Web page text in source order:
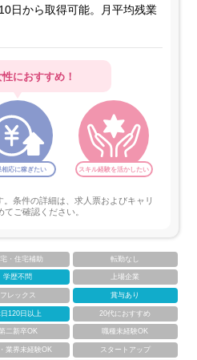
日から取得可能。月平均残業
におすすめ！
相応に稼ぎたい スキル経験を活かしたい
条件の詳細は、求人票およびキャリ
ご確認ください。
・住宅補助 転勤なし
学歴不問 上場企業
フレックス 賞与あり
120日以上 20代におすすめ
第二新卒OK 職種未経験OK
業界未経験OK スタートアップ